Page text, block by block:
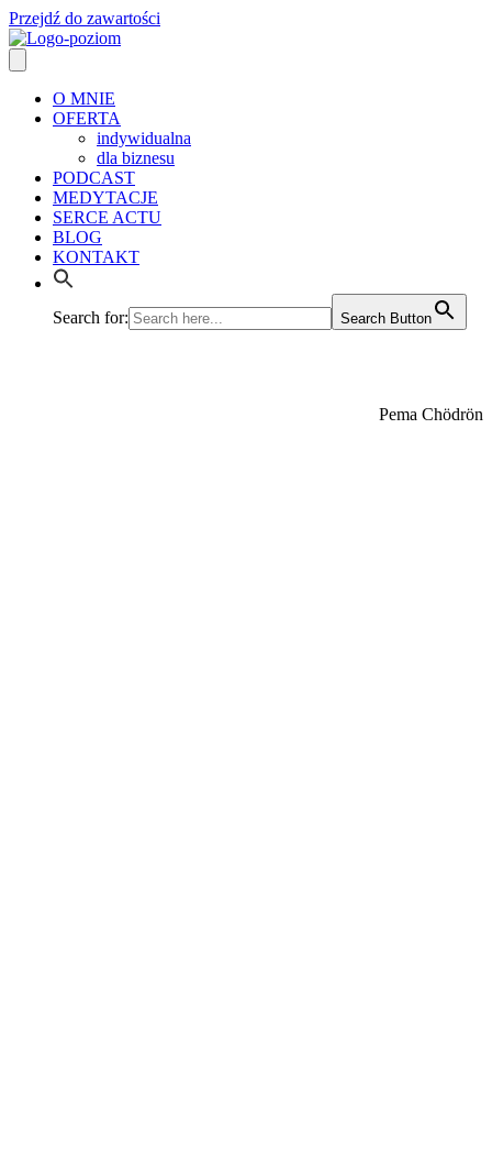
Przejdź do zawartości
O MNIE
OFERTA
indywidualna
dla biznesu
PODCAST
MEDYTACJE
SERCE ACTU
BLOG
KONTAKT
Search for: Search Button
Pema Chödrön